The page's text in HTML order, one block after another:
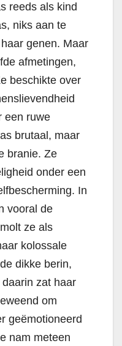
reeds als kind
niks aan te
genen. Maar
afmetingen,
beschikte over
een ruwe
brutaal, maar
branie. Ze
onder een
In
vooral de
ze als
kolossale
dikke berin,
zat haar
om
geëmotioneerd
nam meteen